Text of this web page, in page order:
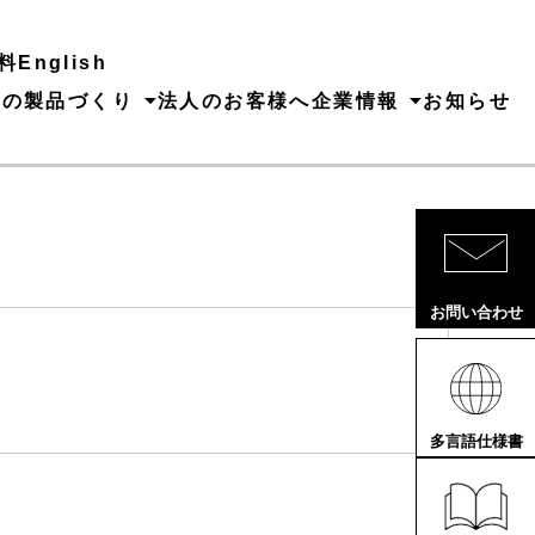
English
製品づくり 法人のお客様へ企業情報 お知らせ
お問い合わせ
多言語仕様書